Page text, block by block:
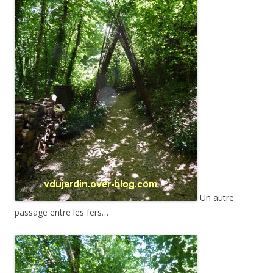
Un autre
passage entre les fers…